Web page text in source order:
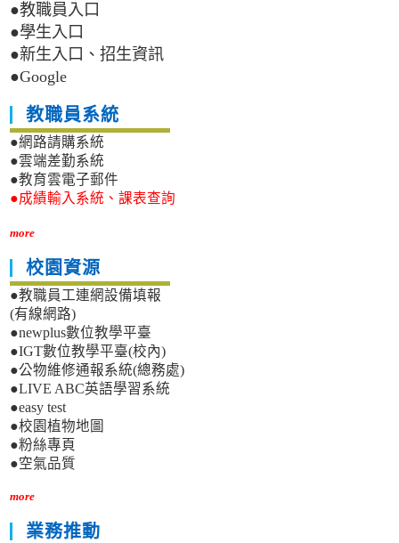
●教職員入口
●學生入口
●新生入口、招生資訊
●Google
教職員系統
●網路請購系統
●雲端差勤系統
●教育雲電子郵件
●成績輸入系統、課表查詢
more
校園資源
●教職員工連網設備填報
(有線網路)
●newplus數位教學平臺
●IGT數位教學平臺(校內)
●公物維修通報系統(總務處)
●LIVE ABC英語學習系統
●easy test
●校園植物地圖
●粉絲專頁
●空氣品質
more
業務推動